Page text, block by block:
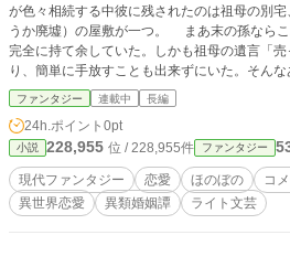
が色々相続する中彼に残されたのは祖母の別
うか廃墟）の屋敷が一つ。 まあ末の孫なら
完全に持て余していた。しかも祖母の遺言「
り、簡単に手放すことも出来ずにいた。そん
奥の裏口を叩く謎の音。出てみればコスプレを
長いエルフがそこにいた。 「このお屋敷を民泊に役
は異世界から来たという。今は異世界は地球ブ
施設を用意し観光するのがブームだという。
録されていたという。渋る彼だが管理費も馬鹿
こにやって来る様々な種族。果たして彼は無事
だろうか？
ファンタジー 連載中 長編
24h.ポイント 0pt
小説 228,955 位 / 228,955件 ファンタジー
現代ファンタジー 恋愛 ほのぼの コ
異世界恋愛
異類婚姻譚 ライト文芸